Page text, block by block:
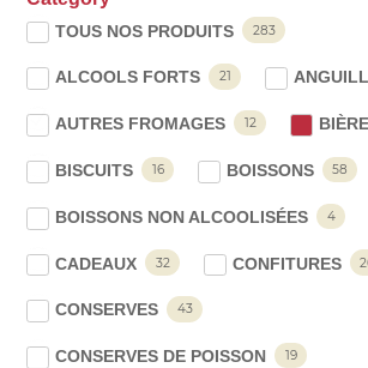
TOUS NOS PRODUITS 283
ALCOOLS FORTS 21
AUTRES FROMAGES 12
BISCUITS 16 BOISSONS 58
BOISSONS NON ALCOOLISÉES 4
CADEAUX 32 CONFITURES
CONSERVES 43
CONSERVES DE POISSON 19